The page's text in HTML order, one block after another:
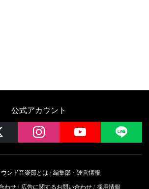
公式アカウント
instagram YouTube
ンド音楽部とは
編集部・運営情報
わせ
広告に関するお問い合わせ 採用情報